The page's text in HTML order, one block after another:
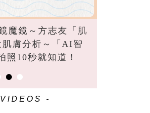
魔鏡～方志友「肌
膚分析～「AI智
照10秒就知道！
-